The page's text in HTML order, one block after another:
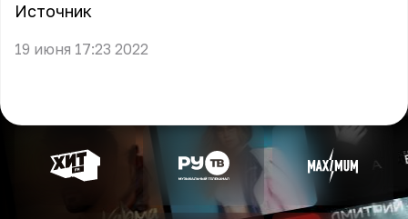
Источник
19 июня 17:23 2022